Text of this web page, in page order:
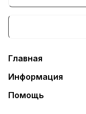
Главная
Информация
Помощь